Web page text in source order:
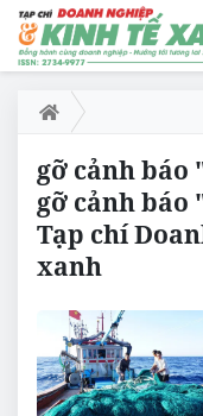
gỡ cảnh báo
gỡ cảnh báo
Tạp chí
xanh